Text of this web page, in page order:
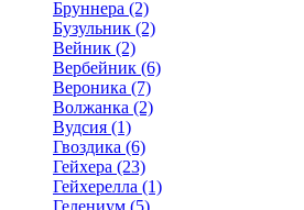
Бруннера (2)
Бузульник (2)
Вейник (2)
Вербейник (6)
Вероника (7)
Волжанка (2)
Вудсия (1)
Гвоздика (6)
Гейхера (23)
Гейхерелла (1)
Гелениум (5)